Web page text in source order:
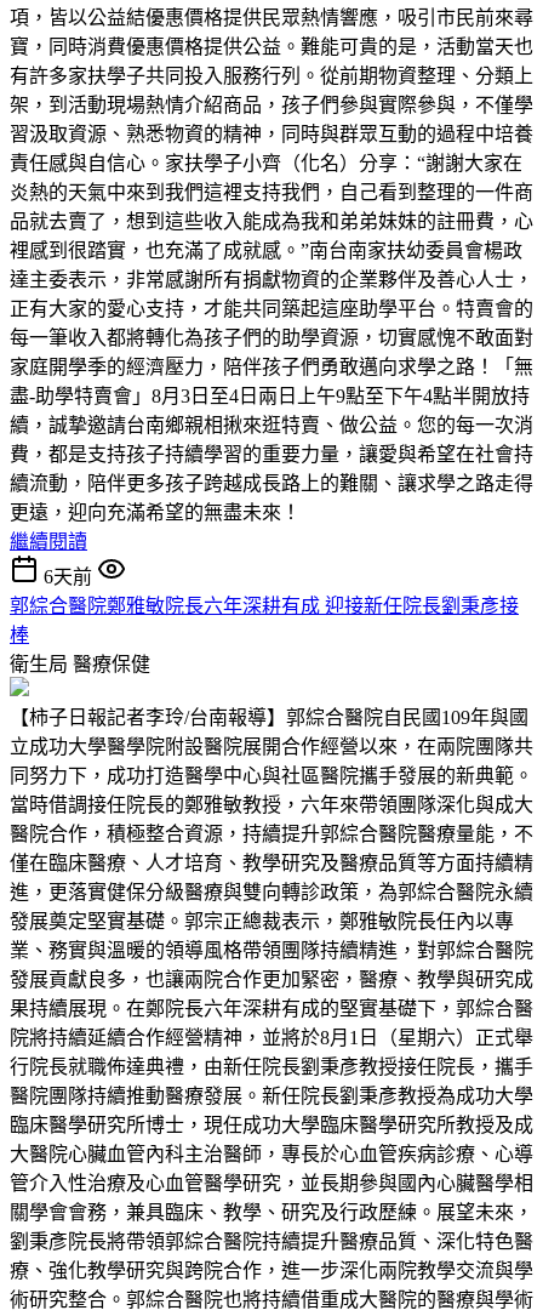
項，皆以公益結優惠價格提供民眾熱情響應，吸引市民前來尋
寶，同時消費優惠價格提供公益。難能可貴的是，活動當天也
有許多家扶學子共同投入服務行列。從前期物資整理、分類上
架，到活動現場熱情介紹商品，孩子們參與實際參與，不僅學
習汲取資源、熟悉物資的精神，同時與群眾互動的過程中培養
責任感與自信心。家扶學子小齊（化名）分享：“謝謝大家在
炎熱的天氣中來到我們這裡支持我們，自己看到整理的一件商
品就去賣了，想到這些收入能成為我和弟弟妹妹的註冊費，心
裡感到很踏實，也充滿了成就感。”南台南家扶幼委員會楊政
達主委表示，非常感謝所有捐獻物資的企業夥伴及善心人士，
正有大家的愛心支持，才能共同築起這座助學平台。特賣會的
每一筆收入都將轉化為孩子們的助學資源，切實感愧不敢面對
家庭開學季的經濟壓力，陪伴孩子們勇敢邁向求學之路！「無
盡-助學特賣會」8月3日至4日兩日上午9點至下午4點半開放持
續，誠摯邀請台南鄉親相揪來逛特賣、做公益。您的每一次消
費，都是支持孩子持續學習的重要力量，讓愛與希望在社會持
續流動，陪伴更多孩子跨越成長路上的難關、讓求學之路走得
更遠，迎向充滿希望的無盡未來！
繼續閱讀
6天前
郭綜合醫院鄭雅敏院長六年深耕有成 迎接新任院長劉秉彥接
棒
衛生局 醫療保健
【柿子日報記者李玲/台南報導】郭綜合醫院自民國109年與國
立成功大學醫學院附設醫院展開合作經營以來，在兩院團隊共
同努力下，成功打造醫學中心與社區醫院攜手發展的新典範。
當時借調接任院長的鄭雅敏教授，六年來帶領團隊深化與成大
醫院合作，積極整合資源，持續提升郭綜合醫院醫療量能，不
僅在臨床醫療、人才培育、教學研究及醫療品質等方面持續精
進，更落實健保分級醫療與雙向轉診政策，為郭綜合醫院永續
發展奠定堅實基礎。郭宗正總裁表示，鄭雅敏院長任內以專
業、務實與溫暖的領導風格帶領團隊持續精進，對郭綜合醫院
發展貢獻良多，也讓兩院合作更加緊密，醫療、教學與研究成
果持續展現。在鄭院長六年深耕有成的堅實基礎下，郭綜合醫
院將持續延續合作經營精神，並將於8月1日（星期六）正式舉
行院長就職佈達典禮，由新任院長劉秉彥教授接任院長，攜手
醫院團隊持續推動醫療發展。新任院長劉秉彥教授為成功大學
臨床醫學研究所博士，現任成功大學臨床醫學研究所教授及成
大醫院心臟血管內科主治醫師，專長於心血管疾病診療、心導
管介入性治療及心血管醫學研究，並長期參與國內心臟醫學相
關學會會務，兼具臨床、教學、研究及行政歷練。展望未來，
劉秉彥院長將帶領郭綜合醫院持續提升醫療品質、深化特色醫
療、強化教學研究與跨院合作，進一步深化兩院教學交流與學
術研究整合。郭綜合醫院也將持續借重成大醫院的醫療與學術